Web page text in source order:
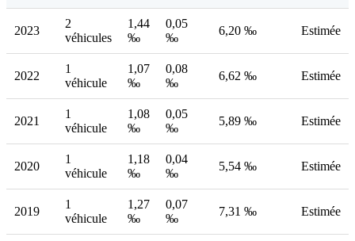
2023
2
véhicules
1,44
‰
0,05
‰
6,20 ‰ Estimée
2022
1
véhicule
1,07
‰
0,08
‰
6,62 ‰ Estimée
2021
1
véhicule
1,08
‰
0,05
‰
5,89 ‰ Estimée
2020
1
véhicule
1,18
‰
0,04
‰
5,54 ‰ Estimée
2019
1
véhicule
1,27
‰
0,07
‰
7,31 ‰ Estimée